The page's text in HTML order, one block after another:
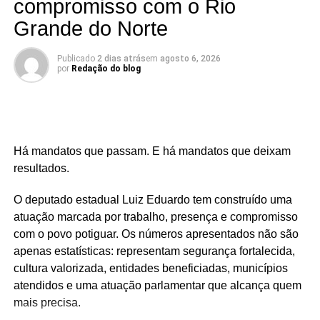
📻 104 FM do Assú
🕢 Toda sexta-feira, das 7h30 às 8h30 da manhã.
compromisso com o Rio
Grande do Norte
Publicado 2 dias atrásem agosto 6, 2026
por Redação do blog
Há mandatos que passam. E há mandatos que deixam
resultados.
O deputado estadual Luiz Eduardo tem construído uma
atuação marcada por trabalho, presença e compromisso
com o povo potiguar. Os números apresentados não são
apenas estatísticas: representam segurança fortalecida,
cultura valorizada, entidades beneficiadas, municípios
atendidos e uma atuação parlamentar que alcança quem
mais precisa.